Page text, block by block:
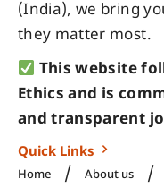
(India), we bring
they matter most.
This website
Ethics and is
and transparent
Quick Links
Home About us